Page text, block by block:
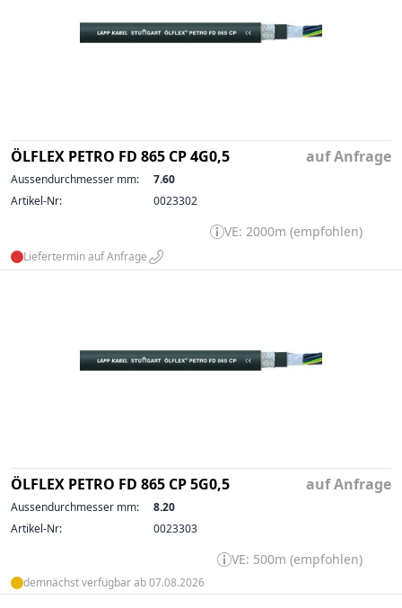
ÖLFLEX PETRO FD 865 CP 4G0,5 auf Anfrage
Aussendurchmesser mm:
7.60
Artikel-Nr:
0023302
VE: 2000m (empfohlen)
Liefertermin auf Anfrage
ÖLFLEX PETRO FD 865 CP 5G0,5 auf Anfrage
Aussendurchmesser mm:
8.20
Artikel-Nr:
0023303
VE: 500m (empfohlen)
demnächst verfügbar ab 07.08.2026